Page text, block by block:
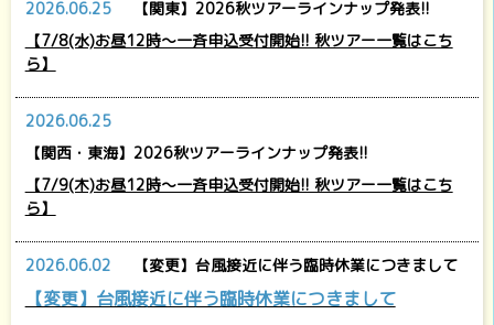
2026.06.25
【関東】2026秋ツアーラインナップ発表!!
【7/8(水)お昼12時～一斉申込受付開始!! 秋ツアー一覧はこち
ら】
2026.06.25
【関西・東海】2026秋ツアーラインナップ発表!!
【7/9(木)お昼12時～一斉申込受付開始!! 秋ツアー一覧はこち
ら】
2026.06.02 【変更】台風接近に伴う臨時休業につきまして
【変更】台風接近に伴う臨時休業につきまして